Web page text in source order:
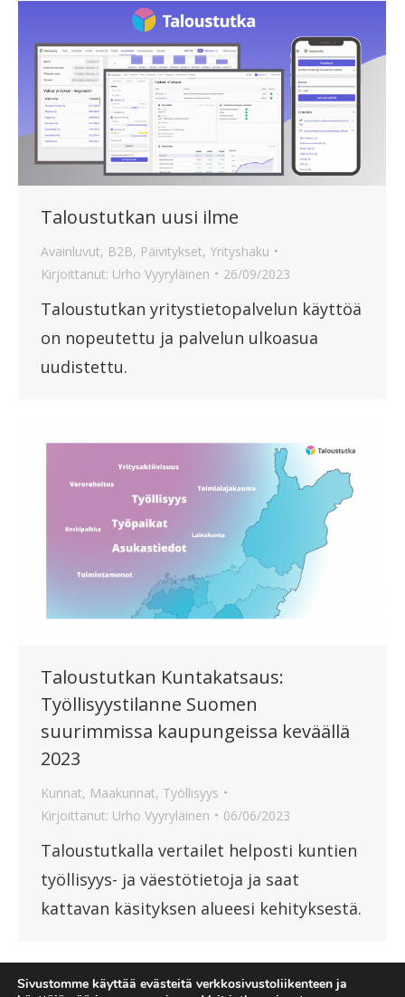
Taloustutkan uusi ilme
Avainluvut, B2B, Päivitykset, Yrityshaku
Kirjoittanut: Urho Vyyryläinen 26/09/2023
Taloustutkan yritystietopalvelun käyttöä
on nopeutettu ja palvelun ulkoasua
uudistettu.
Taloustutkan Kuntakatsaus:
Työllisyystilanne Suomen
suurimmissa kaupungeissa keväällä
2023
Kunnat, Maakunnat, Työllisyys
Kirjoittanut: Urho Vyyryläinen 06/06/2023
Taloustutkalla vertailet helposti kuntien
työllisyys- ja väestötietoja ja saat
kattavan käsityksen alueesi kehityksestä.
Sivustomme käyttää evästeitä verkkosivustoliikenteen ja